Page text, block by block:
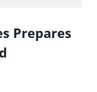
Prepares